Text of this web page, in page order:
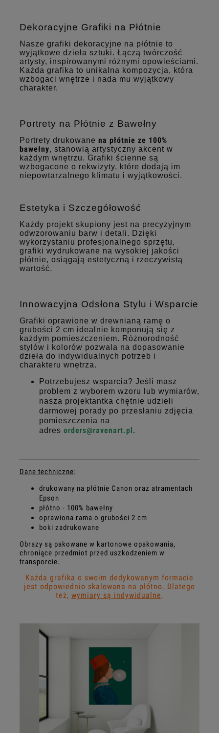
Dekoracyjne Grafiki na Płótnie
Nasze grafiki dekoracyjne na płótnie to
wyjątkowe dzieła sztuki. Łączą twórczość
artysty, inspirowanymi różnymi opowieściami.
Każda grafika to unikalna kompozycja, która
wzbogaci wnętrze i nada mu wyjątkowy
charakter.
Portrety na Płótnie z Bawełny
Portrety drukowane na płótnie ze 100%
bawełny, stanowią artystyczny akcent w
każdym wnętrzu. Grafiki ścienne są
wzbogacone o rekwizyty, które dodają im
niepowtarzalnego klimatu i wyjątkowości.
Estetyka i Szczegółowość
Każdy projekt skupiony jest na precyzyjnym
odwzorowaniu barw i detali. Dzięki
wykorzystaniu profesjonalnego sprzętu,
grafiki wydrukowane na wysokiej jakości
płótnie, osiągają estetyczną i rzeczywistą
wartość.
Innowacyjna Odsłona Stylu i Wsparcie
Grafiki oprawione w drewnianą ramę o
grubości 2 cm idealnie komponują się z
każdym pomieszczeniem. Różnorodność
stylów i kolorów pozwala na dopasowanie
dzieła do indywidualnych potrzeb i
charakteru wnętrza.
Potrzebujesz wsparcia? Jeśli masz
problem z wyborem wzoru lub wymiarów,
nasza projektantka chętnie udzieli
darmowej porady po przesłaniu zdjęcia
pomieszczenia na
adres orders@ravenart.pl.
Dane techniczne:
drukowany na płótnie Canon oraz atramentach
Epson
płótno - 100% bawełny
oprawiona rama o grubości 2 cm
boki zadrukowane
Obrazy są pakowane w kartonowe opakowania,
chroniące przedmiot przed uszkodzeniem w
transporcie.
Każda grafika o swoim dedykowanym formacie
jest odpowiednio skalowana na płótno. Dlatego
też, wymiary są indywidualne.